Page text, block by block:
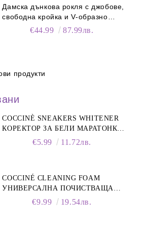
Дамска дънкова рокля с джобове,
свободна кройка и V-образно
деколте€44.99 87.99лв.
продукти
COCCINÈ SNEAKERS WHITENER
КОРЕКТОР ЗА БЕЛИ МАРАТОНКИ,
€5.99 11.72лв.
COCCINÉ CLEANING FOAM
УНИВЕРСАЛНА ПОЧИСТВАЩА
ПЯНА ЗА ОБУВКИ, 150 МЛ
€9.99 19.54лв.